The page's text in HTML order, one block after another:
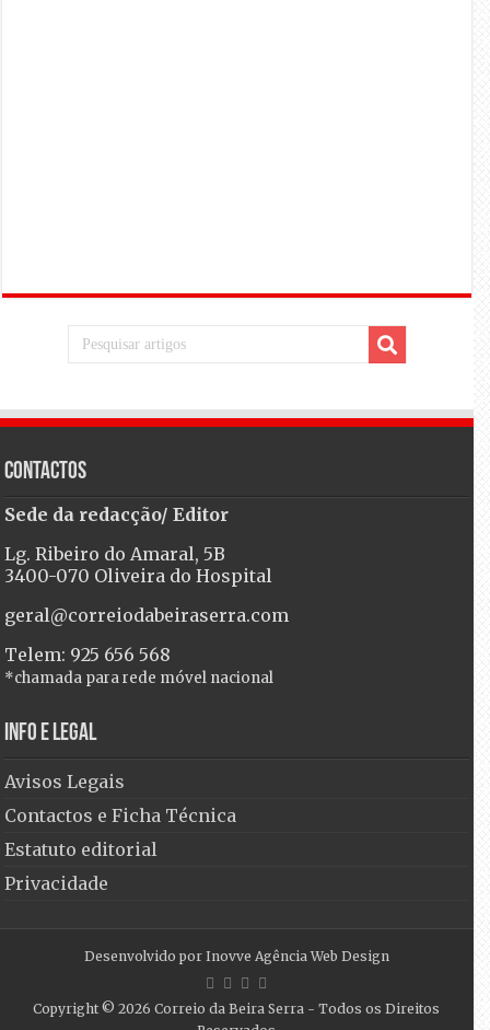
Contactos
Sede da redacção/ Editor
Lg. Ribeiro do Amaral, 5B
3400-070 Oliveira do Hospital
geral@correiodabeiraserra.com
Telem: 925 656 568
*chamada para rede móvel nacional
Info e Legal
Avisos Legais
Contactos e Ficha Técnica
Estatuto editorial
Privacidade
Desenvolvido por Inovve Agência Web Design
Copyright © 2026Correio da Beira Serra - Todos os Direitos